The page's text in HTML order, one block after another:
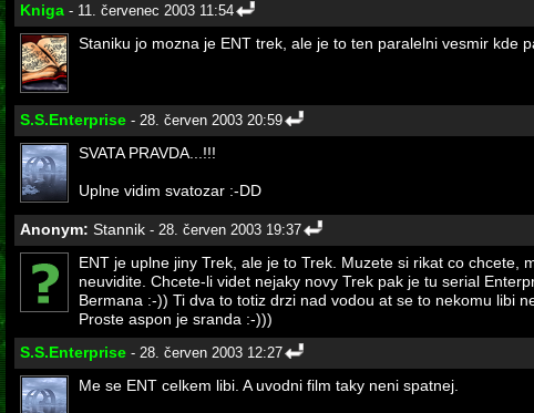
Kniga - 11. červenec 2003 11:54
Staniku jo mozna je ENT trek, ale je to ten paralelni vesmir kde
S.S.Enterprise - 28. červen 2003 20:59
SVATA PRAVDA...!!!
Uplne vidim svatozar :-DD
Anonym: Stannik - 28. červen 2003 19:37
ENT je uplne jiny Trek, ale je to Trek. Muzete si rikat co
neuvidite. Chcete-li videt nejaky novy Trek pak je tu serial
Bermana :-)) Ti dva to totiz drzi nad vodou at se to nekomu libi
Proste aspon je sranda :-)))
S.S.Enterprise - 28. červen 2003 12:27
Me se ENT celkem libi. A uvodni film taky neni spatnej.